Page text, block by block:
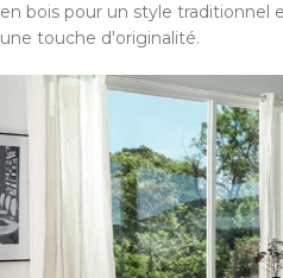
en bois pour un style traditionnel
une touche d'originalité.